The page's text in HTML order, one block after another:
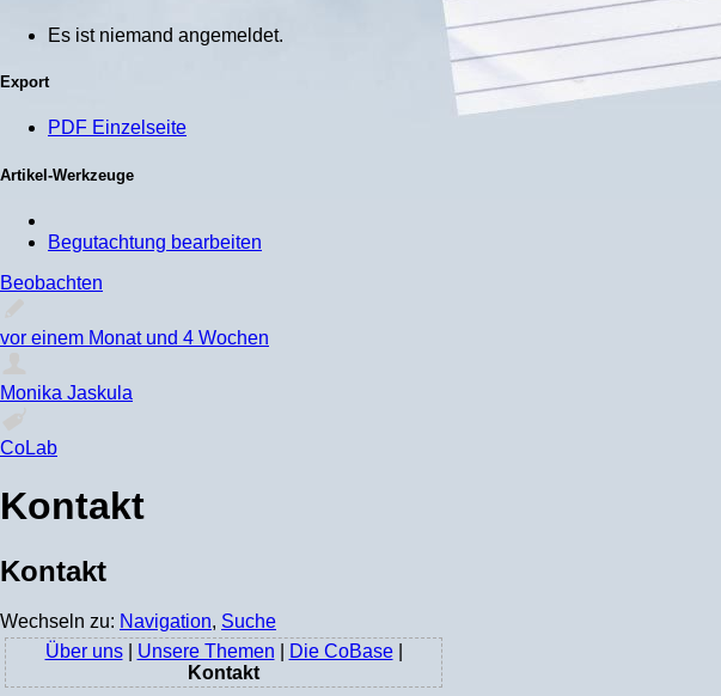
Es ist niemand angemeldet.
Export
PDF Einzelseite
Artikel-Werkzeuge
Begutachtung bearbeiten
Beobachten
vor einem Monat und 4 Wochen
Monika Jaskula
CoLab
Kontakt
Kontakt
Wechseln zu: Navigation, Suche
Über uns| Unsere Themen Die CoBase|
Kontakt